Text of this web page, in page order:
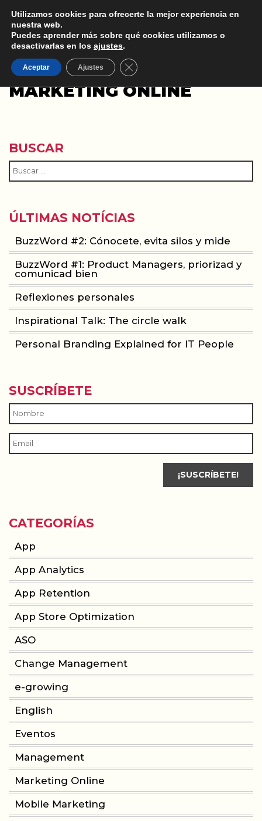
ENCONTRAR EXPERTOS
MARKETING ONLINE
BUSCAR
ÚLTIMAS NOTÍCIAS
BuzzWord #2: Cónocete, evita silos y mide
BuzzWord #1: Product Managers, priorizad y
comunicad bien
Reflexiones personales
Inspirational Talk: The circle walk
Personal Branding Explained for IT People
SUSCRÍBETE
CATEGORÍAS
App
App Analytics
App Retention
App Store Optimization
ASO
Change Management
e-growing
English
Eventos
Management
Marketing Online
Mobile Marketing
Utilizamos cookies para ofrecerte la mejor experiencia en
nuestra web.
Puedes aprender más sobre qué cookies utilizamos o
desactivarlas en los ajustes.
Aceptar Ajustes Cerrar el banner de cookies RGPD